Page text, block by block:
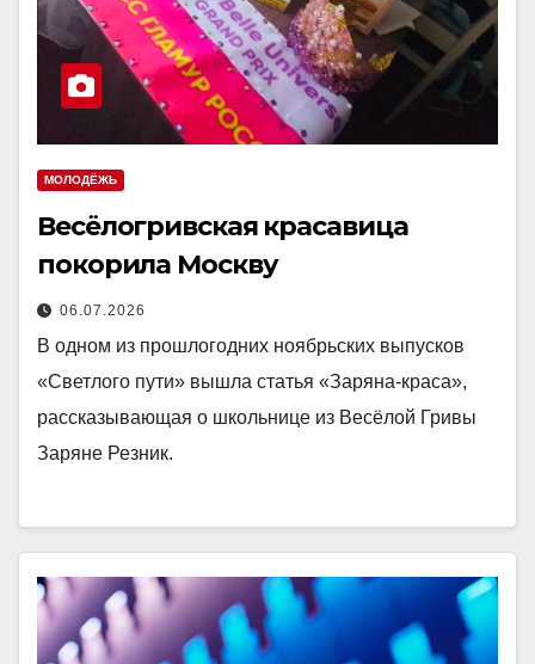
МОЛОДЁЖЬ
Весёлогривская красавица
покорила Москву
06.07.2026
В одном из прошлогодних ноябрьских выпусков
«Светлого пути» вышла статья «Заряна-краса»,
рассказывающая о школьнице из Весёлой Гривы
Заряне Резник.